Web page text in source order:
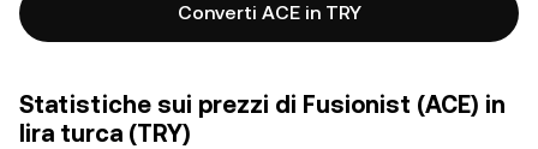
Converti ACE in TRY
Statistiche sui prezzi di Fusionist (ACE) in
lira turca (TRY)